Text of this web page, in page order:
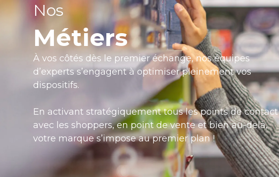
Nos
Métiers
À vos côtés dès le premier échange, nos équipes
d’experts s’engagent à optimiser pleinement vos
dispositifs.
En activant stratégiquement tous les points de contact
avec les shoppers, en point de vente et bien au-delà,
votre marque s’impose au premier plan !